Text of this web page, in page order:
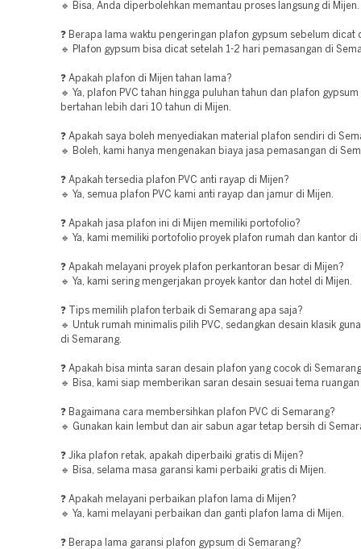
🔹 Bisa, Anda diperbolehkan memantau proses langsung di Mijen.
❓ Berapa lama waktu pengeringan plafon gypsum sebelum dicat
🔹 Plafon gypsum bisa dicat setelah 1-2 hari pemasangan di
❓ Apakah plafon di Mijen tahan lama?
🔹 Ya, plafon PVC tahan hingga puluhan tahun dan plafon gypsum
bertahan lebih dari 10 tahun di Mijen.
❓ Apakah saya boleh menyediakan material plafon sendiri di
🔹 Boleh, kami hanya mengenakan biaya jasa pemasangan di
❓ Apakah tersedia plafon PVC anti rayap di Mijen?
🔹 Ya, semua plafon PVC kami anti rayap dan jamur di Mijen.
❓ Apakah jasa plafon ini di Mijen memiliki portofolio?
🔹 Ya, kami memiliki portofolio proyek plafon rumah dan kantor di
❓ Apakah melayani proyek plafon perkantoran besar di Mijen?
🔹 Ya, kami sering mengerjakan proyek kantor dan hotel di Mijen.
❓ Tips memilih plafon terbaik di Semarang apa saja?
🔹 Untuk rumah minimalis pilih PVC, sedangkan desain klasik
di Semarang.
❓ Apakah bisa minta saran desain plafon yang cocok di
🔹 Bisa, kami siap memberikan saran desain sesuai tema
❓ Bagaimana cara membersihkan plafon PVC di Semarang?
🔹 Gunakan kain lembut dan air sabun agar tetap bersih di
❓ Jika plafon retak, apakah diperbaiki gratis di Mijen?
🔹 Bisa, selama masa garansi kami perbaiki gratis di Mijen.
❓ Apakah melayani perbaikan plafon lama di Mijen?
🔹 Ya, kami melayani perbaikan dan ganti plafon lama di Mijen.
❓ Berapa lama garansi plafon gypsum di Semarang?